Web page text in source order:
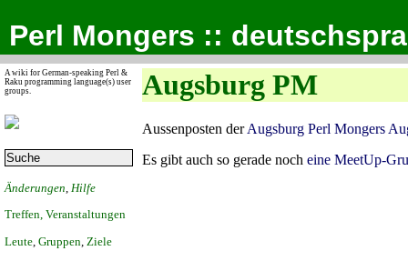
Perl Mongers ::
A wiki for German-speaking Perl &
Raku programming language(s) user
groups.
Änderungen Hilfe
Treffen, Veranstaltungen
Leute Gruppen Ziele
Augsburg PM
Aussenposten derAugsburg Perl Mongers
Es gibt auch so gerade noch eine MeetUp-